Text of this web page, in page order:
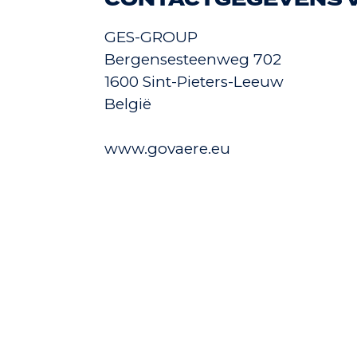
GES-GROUP
Bergensesteenweg 702
1600 Sint-Pieters-Leeuw
België
www.govaere.eu